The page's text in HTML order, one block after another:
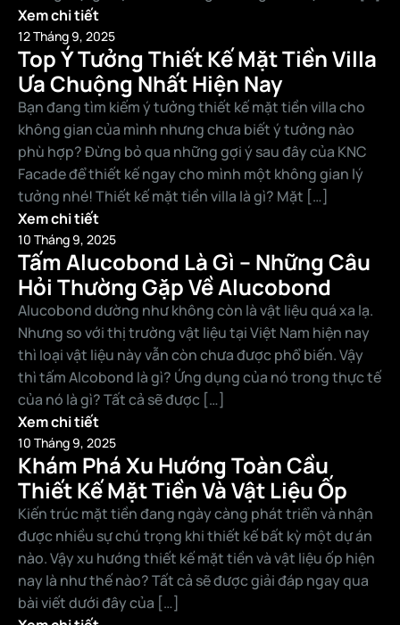
Xem chi tiết
12 Tháng 9, 2025
Top Ý Tưởng Thiết Kế Mặt Tiền Villa
Ưa Chuộng Nhất Hiện Nay
Bạn đang tìm kiếm ý tưởng thiết kế mặt tiền villa cho
không gian của mình nhưng chưa biết ý tưởng nào
phù hợp? Đừng bỏ qua những gợi ý sau đây của KNC
Facade để thiết kế ngay cho mình một không gian lý
tưởng nhé! Thiết kế mặt tiền villa là gì? Mặt […]
Xem chi tiết
10 Tháng 9, 2025
Tấm Alucobond Là Gì – Những Câu
Hỏi Thường Gặp Về Alucobond
Alucobond dường như không còn là vật liệu quá xa lạ.
Nhưng so với thị trường vật liệu tại Việt Nam hiện nay
thì loại vật liệu này vẫn còn chưa được phổ biến. Vậy
thì tấm Alcobond là gì? Ứng dụng của nó trong thực tế
của nó là gì? Tất cả sẽ được […]
Xem chi tiết
10 Tháng 9, 2025
Khám Phá Xu Hướng Toàn Cầu
Thiết Kế Mặt Tiền Và Vật Liệu Ốp
Kiến trúc mặt tiền đang ngày càng phát triển và nhận
được nhiều sự chú trọng khi thiết kế bất kỳ một dự án
nào. Vậy xu hướng thiết kế mặt tiền và vật liệu ốp hiện
nay là như thế nào? Tất cả sẽ được giải đáp ngay qua
bài viết dưới đây của […]